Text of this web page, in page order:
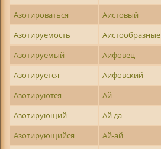
Азотироваться
Аистовый
Азотируемость
Аистообразные
Азотируемый
Аифовец
Азотируется
Аифовский
Азотируются
Ай
Азотирующий
Ай да
Азотирующийся
Ай-ай